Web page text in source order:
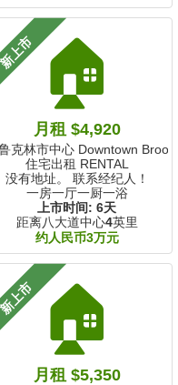
上市🏠
月租 $4,920
克林市中心 Downtown
住宅出租 RENTAL
没有地址。 联系经纪人！
一房一厅一厨一浴
上市时间: 6天
距离八大道中心4英里
约人民币3万元
上市🏠
月租 $5,350